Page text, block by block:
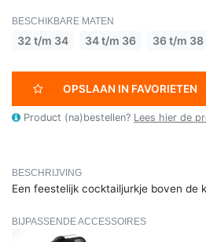
BESCHIKBARE MATEN
32 t/m 34 34 t/m 36 36 t/m 38
OPSLAAN IN FAVORIETEN
Product (na)bestellen? Lees hier de
BESCHRIJVING
Een feestelijk cocktailjurkje boven de
BIJPASSENDE ACCESSOIRES